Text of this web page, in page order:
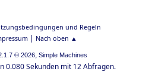
und Regeln
| Nach oben ▲
© 2026, Simple Machines
0.080 Sekunden mit 12 Abfragen.